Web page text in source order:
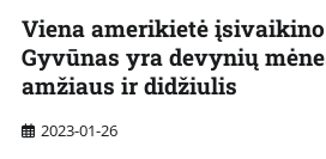
Viena amerikietė
Gyvūnas yra devynių
amžiaus ir didžiulis
2023-01-26